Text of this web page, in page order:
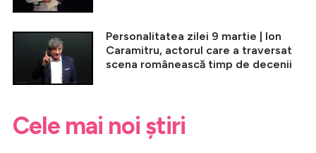
Personalitatea zilei 9 martie | Ion
Caramitru, actorul care a traversat
scena românească timp de decenii
Cele mai noi știri